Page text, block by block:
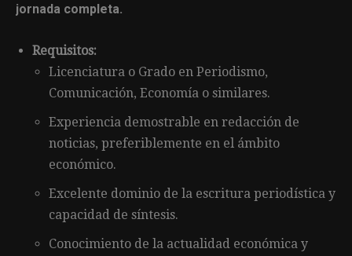
jornada completa.
Requisitos:
Licenciatura o Grado en Periodismo,
Comunicación, Economía o similares.
Experiencia demostrable en redacción de
noticias, preferiblemente en el ámbito
económico.
Excelente dominio de la escritura periodística y
capacidad de síntesis.
Conocimiento de la actualidad económica y